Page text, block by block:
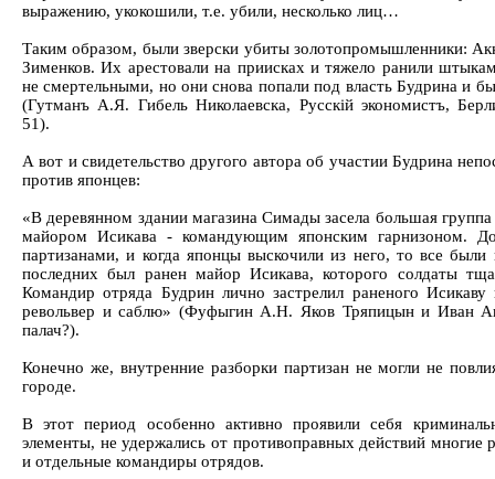
выражению, укокошили, т.е. убили, несколько лиц…
Таким образом, были зверски убиты золотопромышленники:
Зименков. Их арестовали на приисках и тяжело ранили
не смертельными, но они снова попали под власть Будрина и
(Гутманъ А.Я. Гибель Николаевска, Русскiй экономистъ,
51).
А вот и свидетельство другого автора об участии Будрина
против японцев:
«В деревянном здании магазина Симады засела большая группа
майором Исикава - командующим японским гарнизоном.
партизанами, и когда японцы выскочили из него, то все были
последних был ранен майор Исикава, которого солдаты
Командир отряда Будрин лично застрелил раненого Исикаву
револьвер и саблю» (Фуфыгин А.Н. Яков Тряпицын и Иван
палач?).
Конечно же, внутренние разборки партизан не могли не
городе.
В этот период особенно активно проявили себя
элементы, не удержались от противоправных действий многие
и отдельные командиры отрядов.